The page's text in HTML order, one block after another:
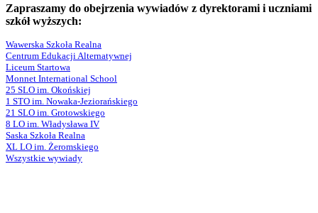
Zapraszamy do obejrzenia wywiadów z dyrektorami i uczniami
szkół wyższych:
Wawerska Szkoła Realna
Centrum Edukacji Alternatywnej
Liceum Startowa
Monnet International School
25 SLO im. Okońskiej
1 STO im. Nowaka-Jeziorańskiego
21 SLO im. Grotowskiego
8 LO im. Władysława IV
Saska Szkoła Realna
XL LO im. Żeromskiego
Wszystkie wywiady